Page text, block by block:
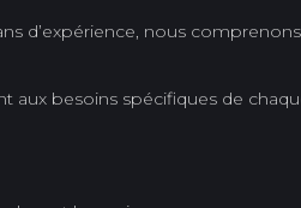
d’expérience, nous
aux besoins spécifiques de